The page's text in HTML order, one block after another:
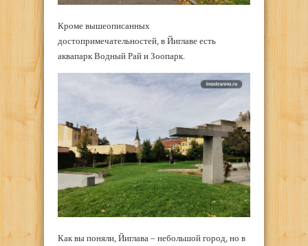
Кроме вышеописанных
достопримечательностей, в Йиглаве есть
аквапарк Водный Рай и Зоопарк.
Как вы поняли, Йиглава – небольшой город, но в